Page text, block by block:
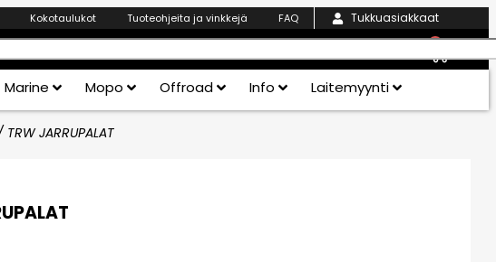
Kokotaulukot Tuoteohjeita ja vinkkejä FAQ Tukkuasiakkaat
0
Marine Mopo Offroad Info Laitemyynti
TRW JARRUPALAT